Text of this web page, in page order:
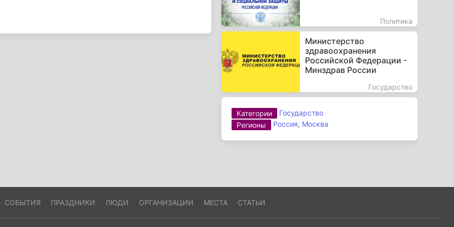
Политика
Министерство
здравоохранения
Российской Федерации -
Минздрав России
Государство
Категории
Государство
Регионы
Россия, Москва
СОБЫТИЯ ПРАЗДНИКИ ЛЮДИ ОРГАНИЗАЦИИ МЕСТА СТАТЬИ